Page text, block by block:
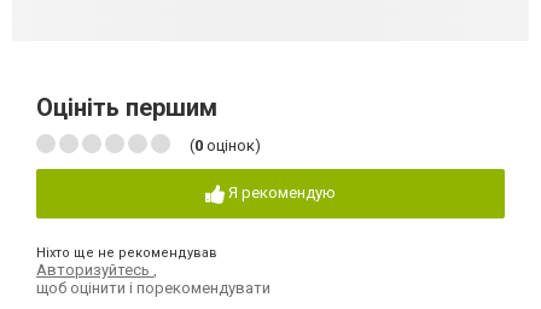
Оцініть першим
(0 оцінок)
Я рекомендую
Ніхто ще не рекомендував
Авторизуйтесь
щоб оцінити і порекомендувати